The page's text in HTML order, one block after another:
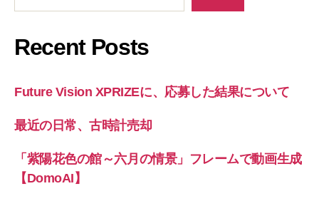
Recent Posts
Future Vision XPRIZEに、応募した結果について
最近の日常、古時計売却
「紫陽花色の館～六月の情景」フレームで動画生成
【DomoAI】